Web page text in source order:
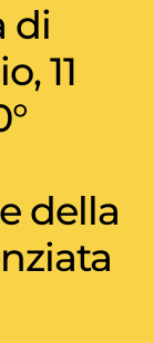
di
11
della